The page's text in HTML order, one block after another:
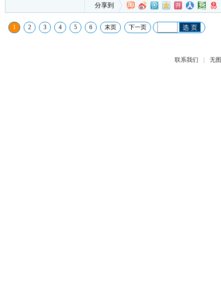
分享到
1 2 3 4 5 6 末页 下一页 选 页
联系我们 | 无